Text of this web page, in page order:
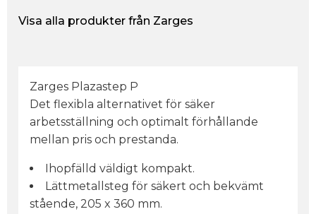
Visa alla produkter från Zarges
Zarges Plazastep P
Det flexibla alternativet för säker
arbetsställning och optimalt förhållande
mellan pris och prestanda.
Ihopfälld väldigt kompakt.
Lättmetallsteg för säkert och bekvämt
stående, 205 x 360 mm.